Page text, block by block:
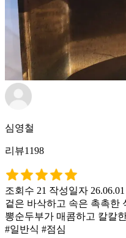
심영철
리뷰1198
조회수 21 작성일자 26.06.01
겉은 바삭하고 속은 촉촉한
뽕순두부가 매콤하고 칼칼
#일반식 #점심